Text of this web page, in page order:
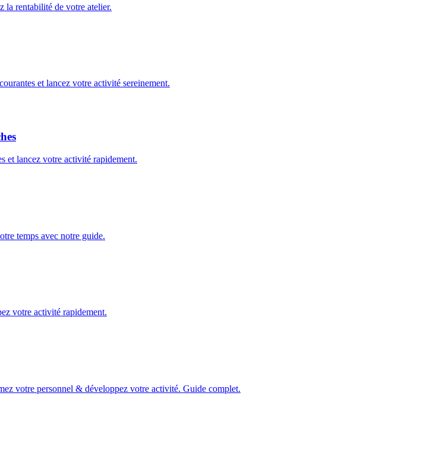
la rentabilité de votre atelier.
et lancez votre activité sereinement.
et lancez votre activité rapidement.
temps avec notre guide.
votre activité rapidement.
votre personnel & développez votre activité. Guide complet.